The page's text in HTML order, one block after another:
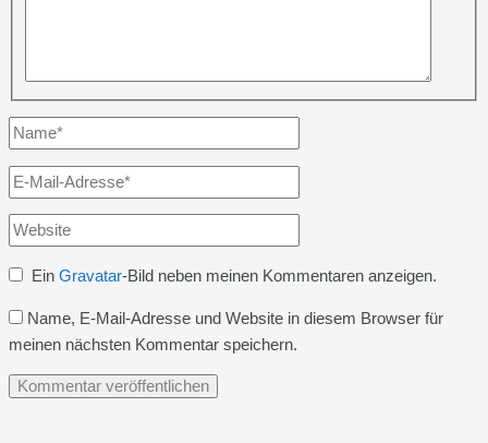
Name*
E-
Mail-
Adresse*
Website
Ein Gravatar-Bild neben meinen Kommentaren anzeigen.
Name, E-Mail-Adresse und Website in diesem Browser für
meinen nächsten Kommentar speichern.